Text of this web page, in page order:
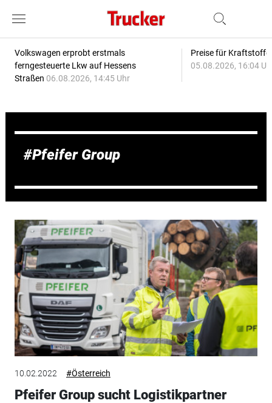
Volkswagen erprobt erstmals
ferngesteuerte Lkw auf Hessens
Straßen 06.08.2026, 14:45 Uhr
Preise für
05.08.2026, 16:04
Pfeifer Group
10.02.2022 #Österreich
Pfeifer Group sucht Logistikpartner